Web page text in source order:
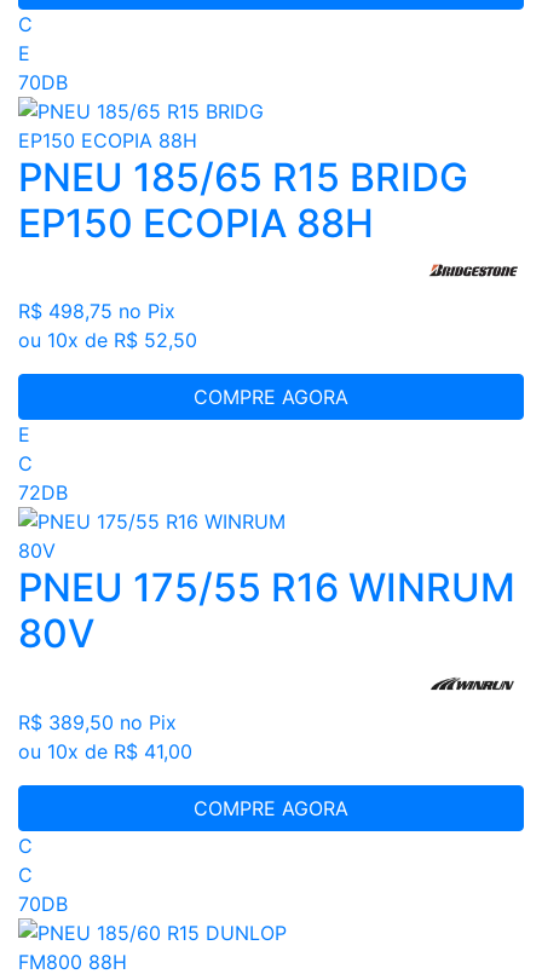
C
E
70DB
PNEU 185/65 R15 BRIDG
EP150 ECOPIA 88H
R$ 498,75 no Pix
ou 10x de R$ 52,50
COMPRE AGORA
E
C
72DB
PNEU 175/55 R16 WINRUM
80V
R$ 389,50 no Pix
ou 10x de R$ 41,00
COMPRE AGORA
C
C
70DB